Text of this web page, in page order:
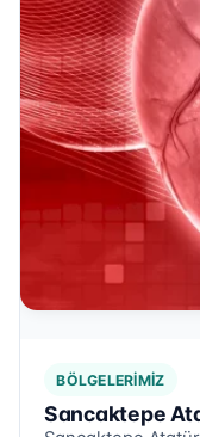
BÖLGELERIMIZ
Sancaktepe